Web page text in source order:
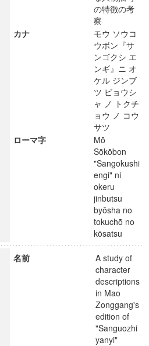
の特徴の考
察
カナ
モウ ソウコ
ウボン『サ
ンゴクシ エ
ンギ』ニ オ
ケル ジンブ
ツ ビョウシ
ャ ノ トクチ
ョウ ノ コウ
サツ
ローマ字
Mō
Sōkōbon
"Sangokushi
engi" ni
okeru
jinbutsu
byōsha no
tokuchō no
kōsatsu
名前
A study of
character
descriptions
in Mao
Zonggang's
edition of
"Sanguozhi
yanyi"